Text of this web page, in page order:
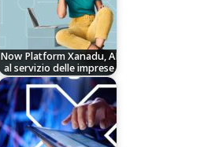
Now Platform Xanadu, AI
al servizio delle imprese